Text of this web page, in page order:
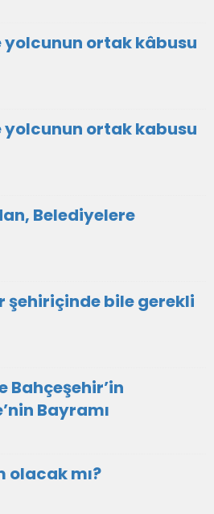
yolcunun ortak kâbusu
yolcunun ortak kabusu
Belediyelere
şehiriçinde bile gerekli
Bahçeşehir’in
Bayramı
mı?